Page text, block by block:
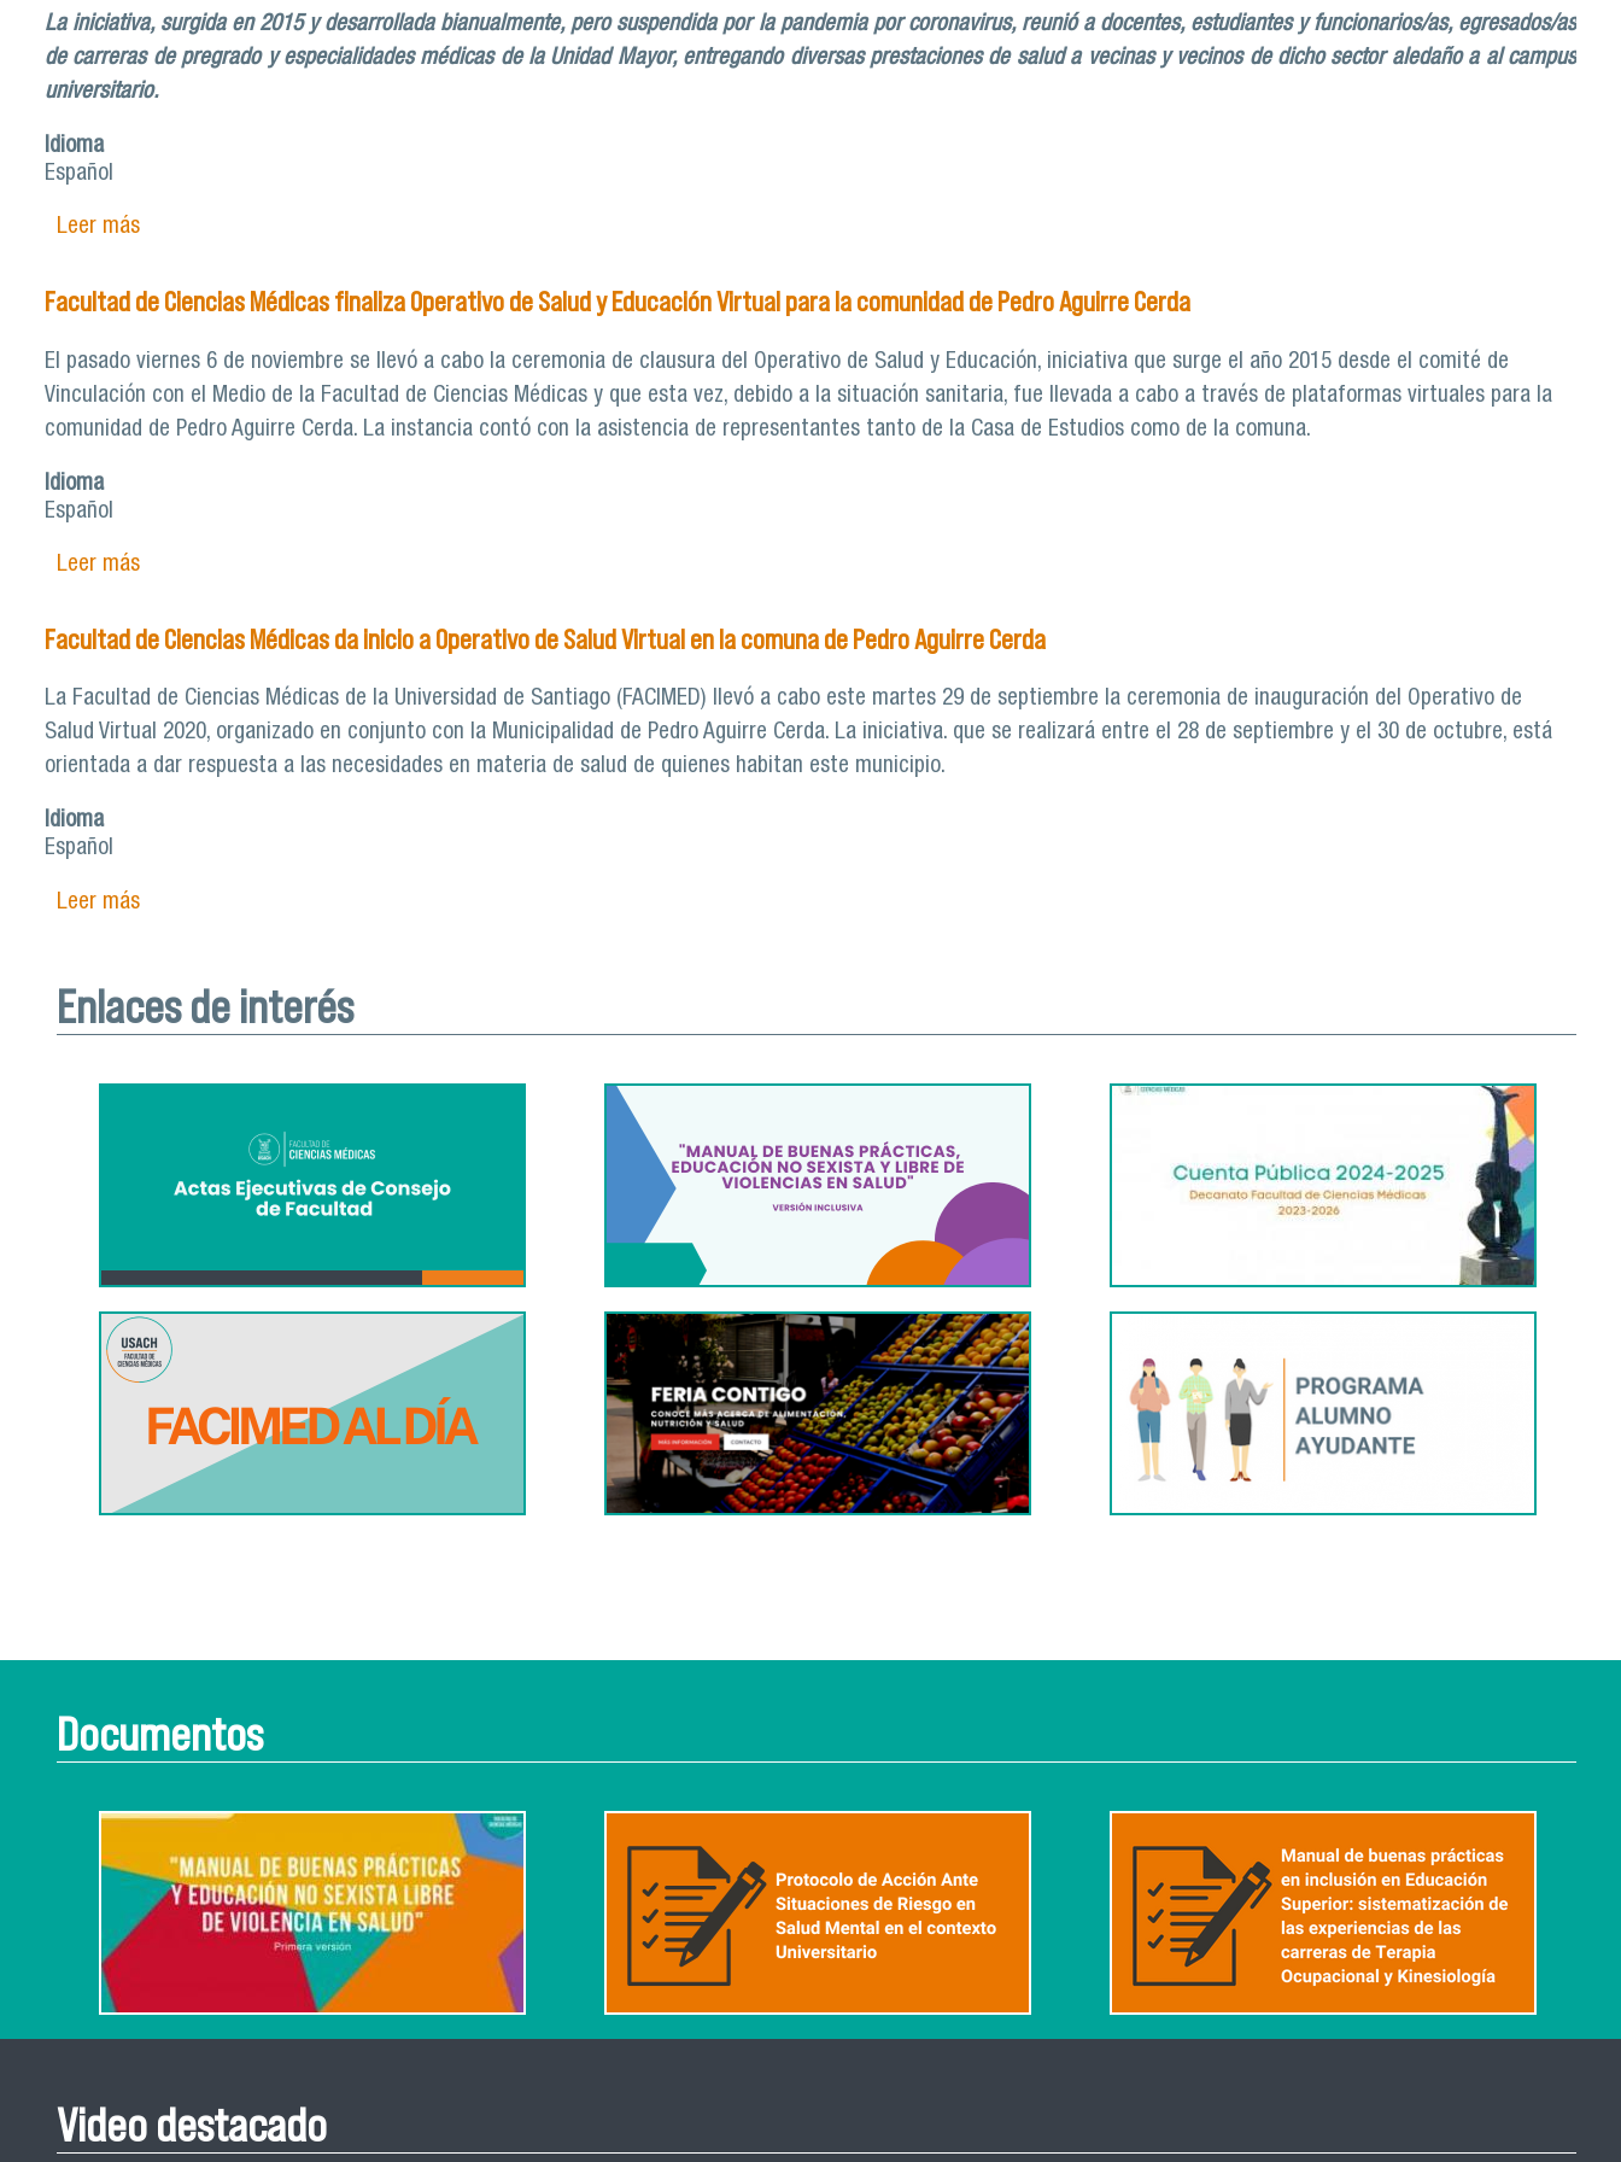
La iniciativa, surgida en 2015 y desarrollada bianualmente, pero suspendida por la pandemia por coronavirus, reunió a docentes, estudiantes y funcionarios/as, egresados/as
de carreras de pregrado y especialidades médicas de la Unidad Mayor, entregando diversas prestaciones de salud a vecinas y vecinos de dicho sector aledaño a al campus
universitario.
Idioma
Español
Leer mássobre Facultad de Ciencias Médicas retoma operativos de salud con exitosa convocatoria en Villa Portales
Facultad de Ciencias Médicas finaliza Operativo de Salud y Educación Virtual para la comunidad de Pedro Aguirre Cerda
El pasado viernes 6 de noviembre se llevó a cabo la ceremonia de clausura del Operativo de Salud y Educación, iniciativa que surge el año 2015 desde el comité de
Vinculación con el Medio de la Facultad de Ciencias Médicas y que esta vez, debido a la situación sanitaria, fue llevada a cabo a través de plataformas virtuales para la
comunidad de Pedro Aguirre Cerda. La instancia contó con la asistencia de representantes tanto de la Casa de Estudios como de la comuna.
Idioma
Español
Leer mássobre Facultad de Ciencias Médicas finaliza Operativo de Salud y Educación Virtual para la comunidad de Pedro Aguirre Cerda
Facultad de Ciencias Médicas da inicio a Operativo de Salud Virtual en la comuna de Pedro Aguirre Cerda
La Facultad de Ciencias Médicas de la Universidad de Santiago (FACIMED) llevó a cabo este martes 29 de septiembre la ceremonia de inauguración del Operativo de
Salud Virtual 2020, organizado en conjunto con la Municipalidad de Pedro Aguirre Cerda. La iniciativa. que se realizará entre el 28 de septiembre y el 30 de octubre, está
orientada a dar respuesta a las necesidades en materia de salud de quienes habitan este municipio.
Idioma
Español
Leer mássobre Facultad de Ciencias Médicas da inicio a Operativo de Salud Virtual en la comuna de Pedro Aguirre Cerda
Enlaces de interés
Documentos
Video destacado